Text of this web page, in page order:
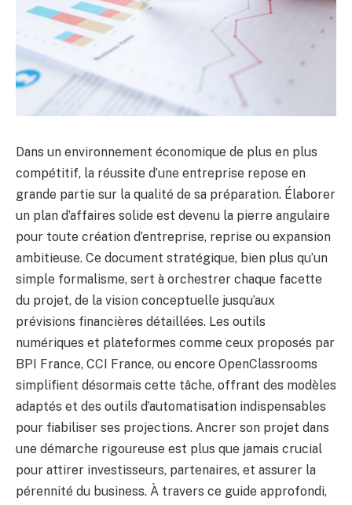
Dans un environnement économique de plus en plus
compétitif, la réussite d’une entreprise repose en
grande partie sur la qualité de sa préparation. Élaborer
un plan d’affaires solide est devenu la pierre angulaire
pour toute création d’entreprise, reprise ou expansion
ambitieuse. Ce document stratégique, bien plus qu’un
simple formalisme, sert à orchestrer chaque facette
du projet, de la vision conceptuelle jusqu’aux
prévisions financières détaillées. Les outils
numériques et plateformes comme ceux proposés par
BPI France, CCI France, ou encore OpenClassrooms
simplifient désormais cette tâche, offrant des modèles
adaptés et des outils d’automatisation indispensables
pour fiabiliser ses projections. Ancrer son projet dans
une démarche rigoureuse est plus que jamais crucial
pour attirer investisseurs, partenaires, et assurer la
pérennité du business. À travers ce guide approfondi,